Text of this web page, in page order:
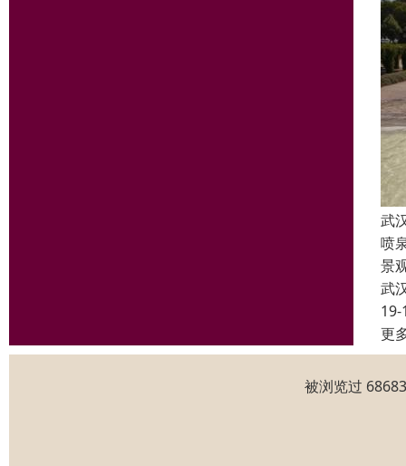
武
喷
景
武
19-
更
被浏览过